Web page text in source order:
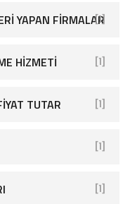
YAPAN FIRMALAR
[1]
HIZMETI [1]
TUTAR [1]
[1]
[1]